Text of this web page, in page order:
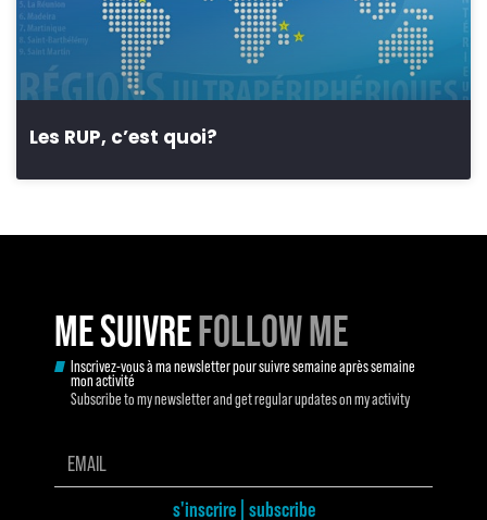
Les RUP, c’est quoi?
ME SUIVREFOLLOW ME
Inscrivez-vous à ma newsletter pour suivre semaine après semaine
mon activité
Subscribe to my newsletter and get regular updates on my activity
s'inscrire | subscribe